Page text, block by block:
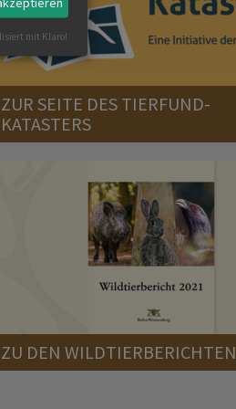
ZUR SEITE DES TIERFUND-
KATASTERS
ZU DEN WILDTIERBERICHTEN
mit Klaro!